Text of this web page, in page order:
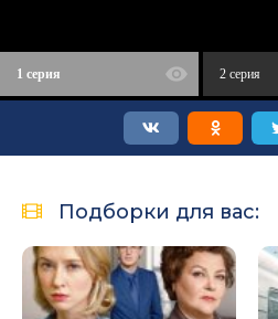
1 серия 2 серия
Подборки для вас: